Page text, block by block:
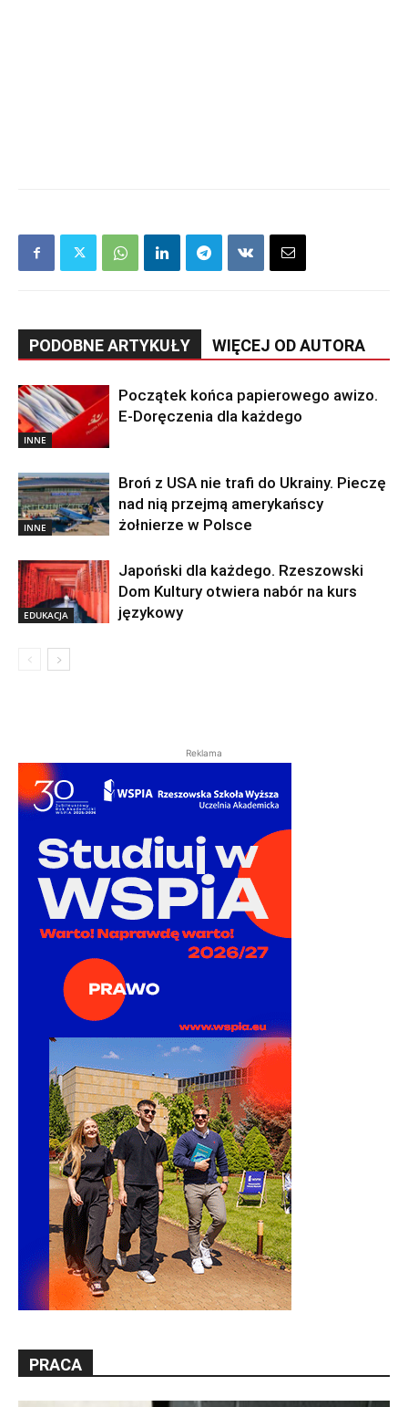
PODOBNE ARTYKUŁY WIĘCEJ OD AUTORA
INNE
Początek końca papierowego awizo.
E-Doręczenia dla każdego
INNE
Broń z USA nie trafi do Ukrainy. Pieczę
nad nią przejmą amerykańscy
żołnierze w Polsce
EDUKACJA
Japoński dla każdego. Rzeszowski
Dom Kultury otwiera nabór na kurs
językowy
Reklama
PRACA